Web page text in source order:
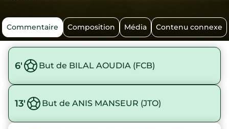
Commentaire Composition Média Contenu connexe
6' But de BILAL AOUDIA (FCB)
13' But de ANIS MANSEUR (JTO)